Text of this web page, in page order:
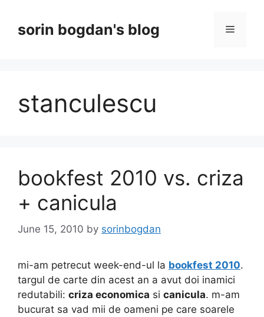
contentsorin bogdan's blog Menu
stanculescu
bookfest 2010 vs. criza
+ canicula
June 15, 2010 by sorinbogdan
mi-am petrecut week-end-ul la bookfest 2010.
targul de carte din acest an a avut doi inamici
redutabili: criza economica si canicula. m-am
bucurat sa vad mii de oameni pe care soarele